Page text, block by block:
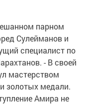
парном
Сулейманов и
специалист по
- В своей
мастерством
золотых медали.
Амира не